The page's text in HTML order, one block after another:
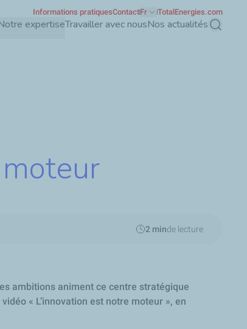
expertiseTravailler avec nousNos actualités
Informations pratiquesContactFr TotalEnergies.com
2 minde lecture
ambitions animent ce centre stratégique
« L’innovation est notre moteur », en